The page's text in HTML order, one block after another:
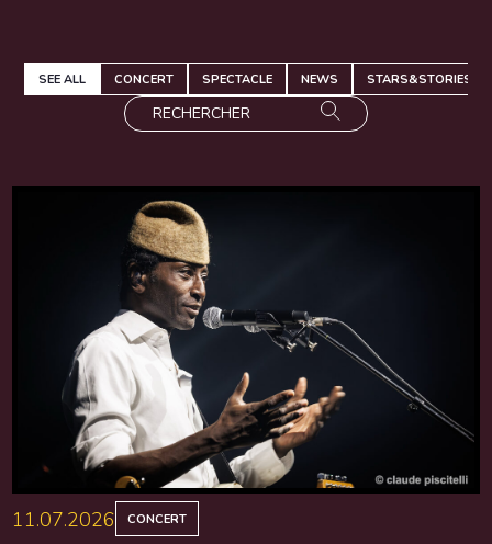
SEE ALL CONCERT SPECTACLE NEWS STARS&STORIES
11.07.2026 CONCERT